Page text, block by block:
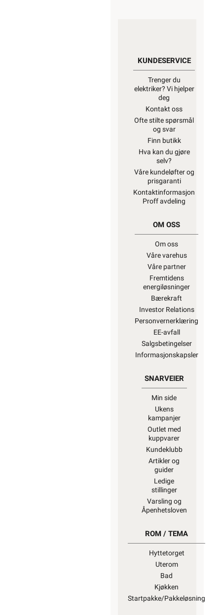
KUNDESERVICE
Trenger du
elektriker? Vi hjelper
deg
Kontakt oss
Ofte stilte spørsmål
og svar
Finn butikk
Hva kan du gjøre
selv?
Våre kundeløfter og
prisgaranti
Kontaktinformasjon
Proff avdeling
OM OSS
Om oss
Våre varehus
Våre partner
Fremtidens
energiløsninger
Bærekraft
Investor Relations
Personvernerklæring
EE-avfall
Salgsbetingelser
Informasjonskapsler
SNARVEIER
Min side
Ukens
kampanjer
Outlet med
kuppvarer
Kundeklubb
Artikler og
guider
Ledige
stillinger
Varsling og
Åpenhetsloven
ROM / TEMA
Hyttetorget
Uterom
Bad
Kjøkken
Startpakke/Pakkeløsning